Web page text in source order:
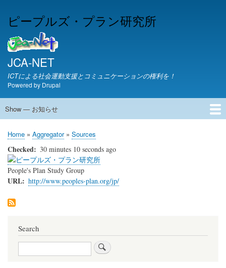
main
ピープルズ・プラン研究所
JCA-NET
ICTによる社会運動支援とコミュニケーションの権利を！
Powered by Drupal
お
ら
せ
Show — お知らせ
JCA-NETからのお知らせ
Breadcrumb
Home Aggregator Sources
Checked 30 minutes 10 seconds ago
People's Plan Study Group
URL http://www.peoples-plan.org/jp/
Search
Search